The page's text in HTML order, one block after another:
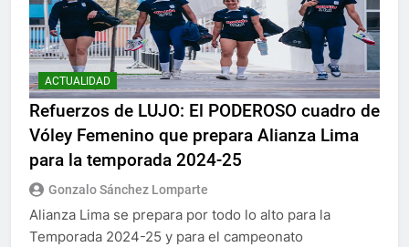
ACTUALIDAD
Refuerzos de LUJO: El PODEROSO cuadro de
Vóley Femenino que prepara Alianza Lima
para la temporada 2024-25
Gonzalo Sánchez Lomparte
Alianza Lima se prepara por todo lo alto para la
Temporada 2024-25 y para el campeonato